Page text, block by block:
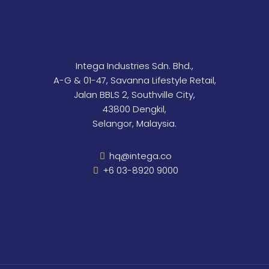
Intega Industries Sdn. Bhd.,
A-G & 01-47, Savanna Lifestyle Retail,
Jalan BBLS 2, Southville City,
43800 Dengkil,
Selangor, Malaysia.
hq@intega.co
+6 03-8920 9000